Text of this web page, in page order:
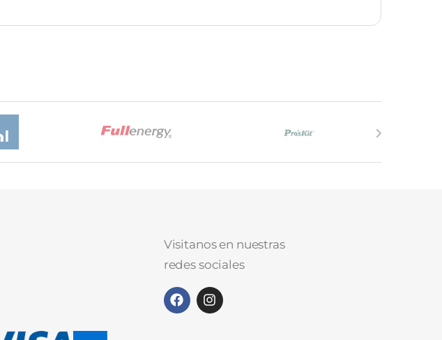
Visitanos en nuestras
redes sociales